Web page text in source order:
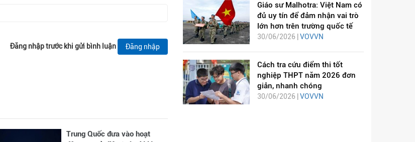
Đăng nhập trước khi gửi bình luận Đăng nhập
Trung Quốc đưa vào hoạt
Giáo sư Malhotra: Việt Nam có
đủ uy tín để đảm nhận vai trò
lớn hơn trên trường quốc tế
30/06/2026 | VOVVN
Cách tra cứu điểm thi tốt
nghiệp THPT năm 2026 đơn
giản, nhanh chóng
30/06/2026 | VOVVN